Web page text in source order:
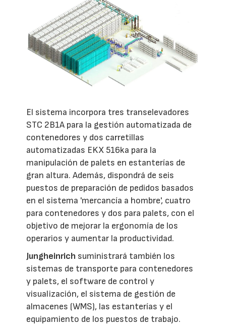
El sistema incorpora tres transelevadores
STC 2B1A para la gestión automatizada de
contenedores y dos carretillas
automatizadas EKX 516ka para la
manipulación de palets en estanterías de
gran altura. Además, dispondrá de seis
puestos de preparación de pedidos basados
en el sistema 'mercancía a hombre', cuatro
para contenedores y dos para palets, con el
objetivo de mejorar la ergonomía de los
operarios y aumentar la productividad.
Jungheinrich suministrará también los
sistemas de transporte para contenedores
y palets, el software de control y
visualización, el sistema de gestión de
almacenes (WMS), las estanterías y el
equipamiento de los puestos de trabajo.